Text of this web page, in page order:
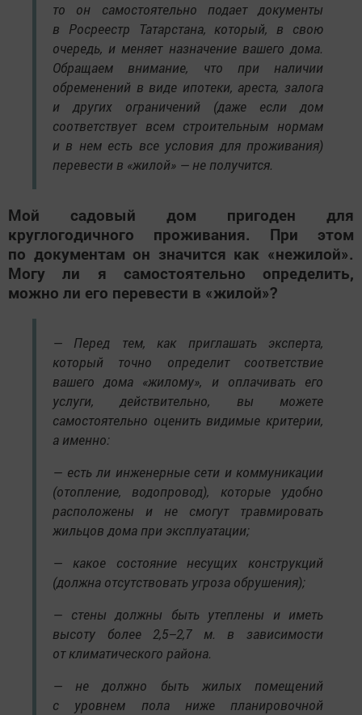
то он самостоятельно подает документы
в Росреестр Татарстана, который, в свою
очередь, и меняет назначение вашего дома.
Обращаем внимание, что при наличии
обременений в виде ипотеки, ареста, залога
и других ограничений (даже если дом
соответствует всем строительным нормам
и в нем есть все условия для проживания)
перевести в «жилой» — не получится.
Мой садовый дом пригоден для
круглогодичного проживания. При этом
по документам он значится как «нежилой».
Могу ли я самостоятельно определить,
можно ли его перевести в «жилой»?
— Перед тем, как приглашать эксперта,
который точно определит соответствие
вашего дома «жилому», и оплачивать его
услуги, действительно, вы можете
самостоятельно оценить видимые критерии,
а именно:
— есть ли инженерные сети и коммуникации
(отопление, водопровод), которые удобно
расположены и не смогут травмировать
жильцов дома при эксплуатации;
— какое состояние несущих конструкций
(должна отсутствовать угроза обрушения);
— стены должны быть утеплены и иметь
высоту более 2,5–2,7 м. в зависимости
от климатического района.
— не должно быть жилых помещений
с уровнем пола ниже планировочной